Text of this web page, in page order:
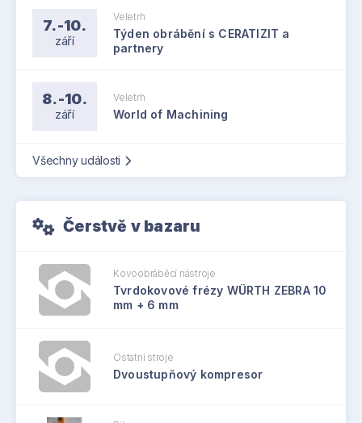
7.-10.
září
Veletrh
Týden obrábění s CERATIZIT a
partnery
8.-10.
září
Veletrh
World of Machining
Všechny události
Čerstvě v bazaru
Kovoobráběcí nástroje
Tvrdokovové frézy WÜRTH ZEBRA 10
mm + 6 mm
Ostatní stroje
Dvoustupňový kompresor